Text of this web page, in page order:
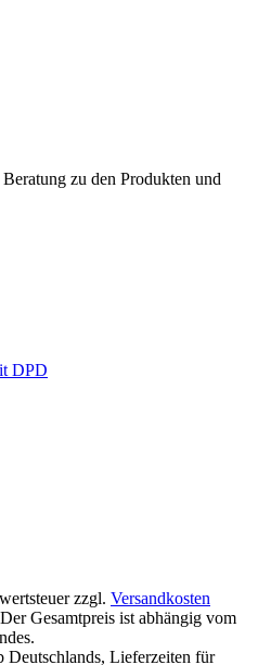
zu den Produkten und
DPD
zzgl. Versandkosten
Gesamtpreis ist abhängig vom
Lieferzeiten für